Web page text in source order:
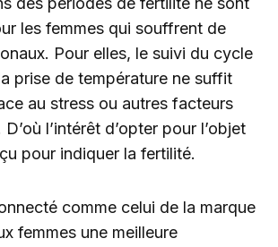
les femmes qui souffrent de
Pour elles, le suivi du cycle
prise de température ne suffit
au stress ou autres facteurs
l’intérêt d’opter pour l’objet
pour indiquer la fertilité.
comme celui de la marque
femmes une meilleure